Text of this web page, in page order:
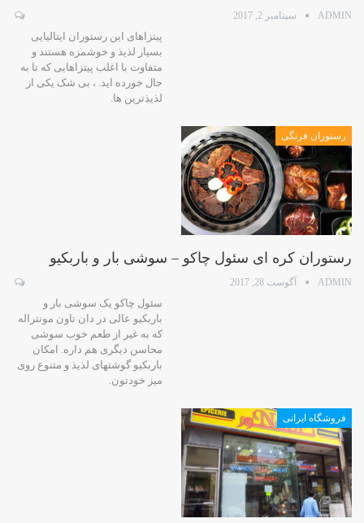
ADMIN سپتامبر 2, 2017
پیتزاهای این رستوران ایتالیایی
بسیار لذیذ و خوشمزه هستند و
متفاوت با اغلب پیتزاهایی که تا به
حال خورده اید. ، بی شک یکی از
لذیذترین ها.
رستوران فرنگی
رستوران کره ای سئول چاکو – سوشی بار و باربکیو
ADMIN آگوست 28, 2017
سئول چاکو یک سوشی بار و
باربکیو عالی در دان تاون مونتراله
که به غیر از طعم خوب سوشی
محاسن دیگری هم داره. امکان
باربکیو گوشتهای لذیذ و متنوع روی
میز خودتون.
فروشگاه ایرانی